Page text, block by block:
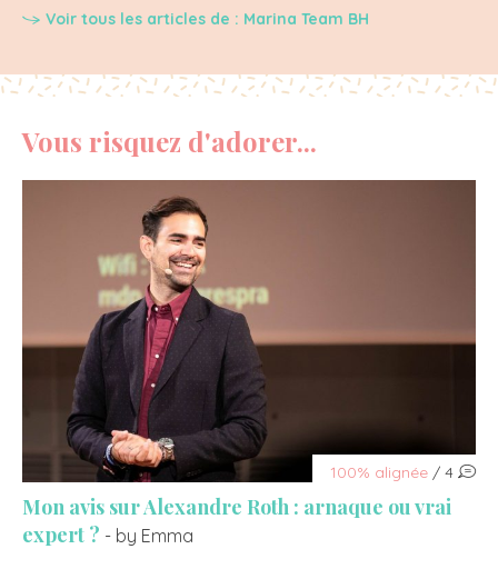
Voir tous les articles de : Marina Team BH
Vous risquez d'adorer...
100% alignée / 4
Mon avis sur Alexandre Roth : arnaque ou vrai
expert ? - by Emma